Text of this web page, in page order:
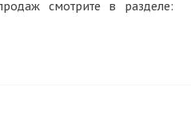
смотрите в разделе: